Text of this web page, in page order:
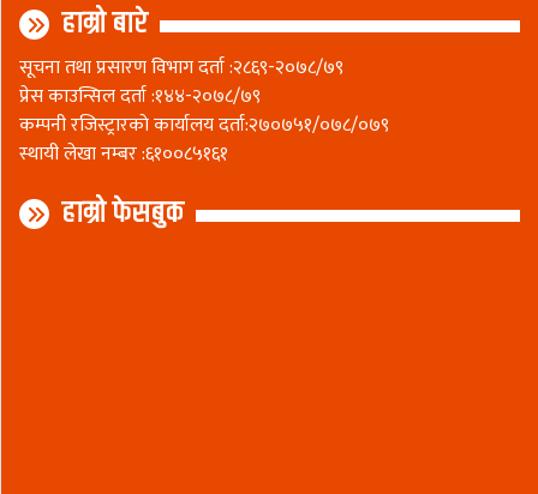
हाम्रो बारे
सूचना तथा प्रसारण विभाग दर्ता :२८६९-२०७८/७९
प्रेस काउन्सिल दर्ता :१४४-२०७८/७९
कम्पनी रजिस्ट्रारकाे कार्यालय दर्ता:२७०७५१/०७८/०७९
स्थायी लेखा नम्बर :६१००८५१६१
हाम्रो फेसबुक